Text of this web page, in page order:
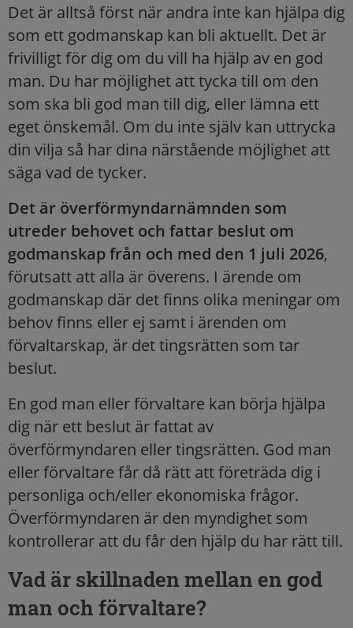
Det är alltså först när andra inte kan hjälpa dig
som ett godmanskap kan bli aktuellt. Det är
frivilligt för dig om du vill ha hjälp av en god
man. Du har möjlighet att tycka till om den
som ska bli god man till dig, eller lämna ett
eget önskemål. Om du inte själv kan uttrycka
din vilja så har dina närstående möjlighet att
säga vad de tycker.
Det är överförmyndarnämnden som
utreder behovet och fattar beslut om
godmanskap från och med den 1 juli 2026,
förutsatt att alla är överens. I ärende om
godmanskap där det finns olika meningar om
behov finns eller ej samt i ärenden om
förvaltarskap, är det tingsrätten som tar
beslut.
En god man eller förvaltare kan börja hjälpa
dig när ett beslut är fattat av
överförmyndaren eller tingsrätten. God man
eller förvaltare får då rätt att företräda dig i
personliga och/eller ekonomiska frågor.
Överförmyndaren är den myndighet som
kontrollerar att du får den hjälp du har rätt till.
Vad är skillnaden mellan en god
man och förvaltare?